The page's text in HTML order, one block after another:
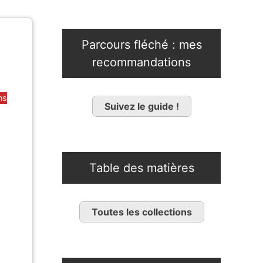
Parcours fléché : mes
recommandations
Suivez le guide !
Table des matières
Toutes les collections